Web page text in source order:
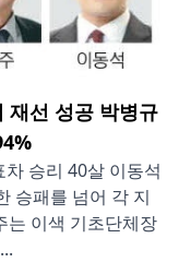
재선 성공 박병규
승리 40살 이동석
승패를 넘어 각 지
는 이색 기초단체장